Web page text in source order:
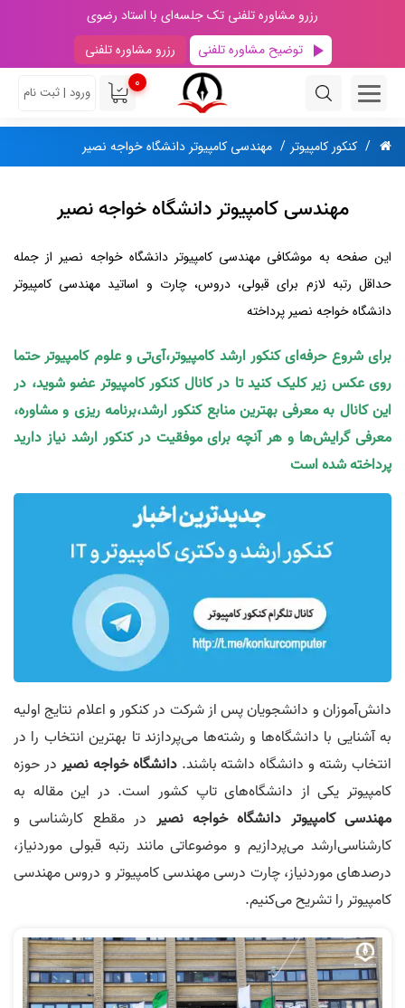
رزرو مشاوره تلفنی تک جلسه‌ای با استاد رضوی
توضیح مشاوره تلفنی
رزرو مشاوره تلفنی
0
ورود | ثبت نام
کنکور کامپیوتر مهندسی کامپیوتر دانشگاه خواجه نصیر
مهندسی کامپیوتر دانشگاه خواجه نصیر
این صفحه به موشکافی مهندسی کامپیوتر دانشگاه خواجه نصیر از جمله
حداقل رتبه لازم برای قبولی، دروس، چارت و اساتید مهندسی کامپیوتر
دانشگاه خواجه نصیر پرداخته
برای شروع حرفه‌ای کنکور ارشد کامپیوتر،آی‌تی و علوم کامپیوتر حتما
روی عکس زیر کلیک کنید تا در کانال کنکور کامپیوتر عضو شوید، در
این کانال به معرفی بهترین منابع کنکور ارشد،برنامه ریزی و مشاوره،
معرفی گرایش‌ها و هر آنچه برای موفقیت در کنکور ارشد نیاز دارید
پرداخته شده است
دانش‌آموزان و دانشجویان پس از شرکت در کنکور و اعلام نتایج اولیه
به آشنایی با دانشگاه‌ها و رشته‌ها می‌پردازند تا بهترین انتخاب را در
انتخاب رشته و دانشگاه داشته باشند. دانشگاه خواجه‌ نصیر در حوزه
کامپیوتر یکی از دانشگاه‌های تاپ کشور است. در این مقاله به
مهندسی کامپیوتر دانشگاهخواجه‌ نصیر در مقطع کارشناسی و
کارشناسی‌ارشد می‌پردازیم و موضوعاتی مانند رتبه‌ قبولی موردنیاز،
درصد‌های موردنیاز، چارت درسی مهندسی کامپیوتر و دروس مهندسی
کامپیوتر را تشریح می‌کنیم.